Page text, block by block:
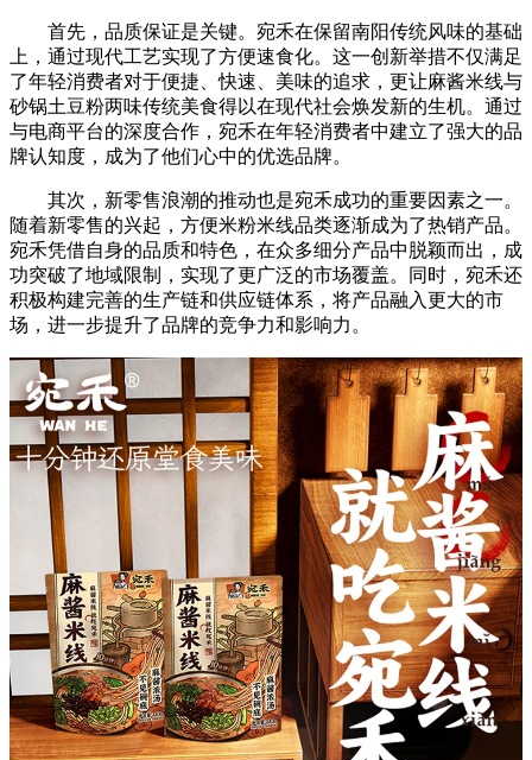
首先，品质保证是关键。宛禾在保留南阳传统风味的基础
上，通过现代工艺实现了方便速食化。这一创新举措不仅满足
了年轻消费者对于便捷、快速、美味的追求，更让麻酱米线与
砂锅土豆粉两味传统美食得以在现代社会焕发新的生机。通过
与电商平台的深度合作，宛禾在年轻消费者中建立了强大的品
牌认知度，成为了他们心中的优选品牌。
其次，新零售浪潮的推动也是宛禾成功的重要因素之一。
随着新零售的兴起，方便米粉米线品类逐渐成为了热销产品。
宛禾凭借自身的品质和特色，在众多细分产品中脱颖而出，成
功突破了地域限制，实现了更广泛的市场覆盖。同时，宛禾还
积极构建完善的生产链和供应链体系，将产品融入更大的市
场，进一步提升了品牌的竞争力和影响力。